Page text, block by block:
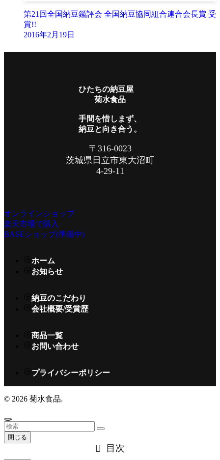
第21回全国納豆鑑評会 全国納豆協同組合連合会長賞 受
賞!!
2016年2月19日
ひたちの納豆屋
菊水食品
手間を惜しまず、
納豆と向き合う。
〒316-0023
茨城県日立市東大沼町
4-29-11
オンラインショップ
楽天市場で購入
BASEショップ(準備中)
ホーム
お知らせ
納豆のこだわり
会社概要/受賞歴
商品一覧
お問い合わせ
プライバシーポリシー
© 2026 菊水食品.
閉じる
目次